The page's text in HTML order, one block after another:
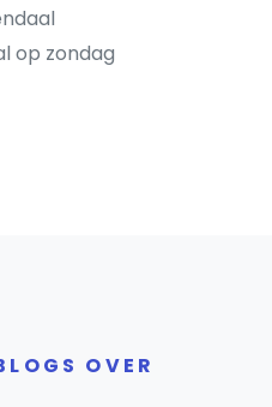
op zondag
OVER